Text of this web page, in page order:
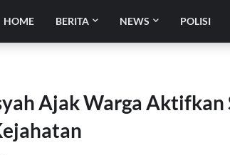
HOME BERITA NEWS POLISI
Ajak Warga Aktifkan